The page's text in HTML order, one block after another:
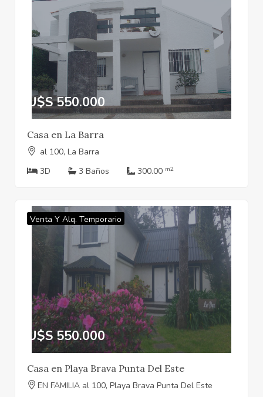
U$S 550.000
Casa en La Barra
al 100, La Barra
3D
3 Baños 300.00 m2
Venta Y Alq. Temporario
U$S 550.000
Casa en Playa Brava Punta Del Este
EN FAMILIA al 100, Playa Brava Punta Del Este